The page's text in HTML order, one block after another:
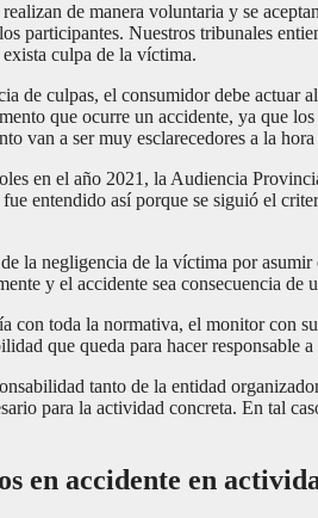
de manera voluntaria y se
participantes. Nuestros tribunales
culpa de la víctima.
de culpas, el consumidor debe
que ocurre un accidente, ya que
van a ser muy esclarecedores a la
en el año 2021, la Audiencia
entendido así porque se siguió el
la negligencia de la víctima por
y el accidente sea consecuencia de
con toda la normativa, el monitor con
que queda para hacer
tanto de la entidad
para la actividad concreta. En tal
en accidente en